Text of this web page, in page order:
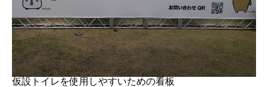
仮設トイレを使用しやすいための看板